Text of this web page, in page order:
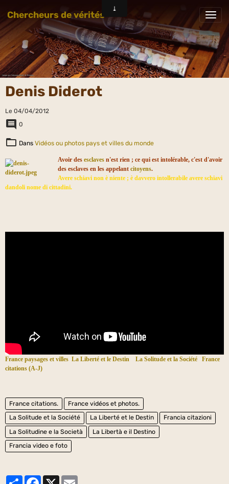
Chercheurs de vérités
Denis Diderot
Le 04/04/2012
0
Dans Vidéos ou photos pays et villes du monde
Avoir des esclaves n'est rien ; ce qui est intolérable, c'est d'avoir
des esclaves en les appelant citoyens.
Avere schiavi non è niente ; è davvero intollerabile avere schiavi
dandoli nome di cittadini.
France paysages et villes La Liberté et le Destin La Solitude et la Société
France
citations (A-J)
France citations.
France vidéos et photos.
La Solitude et la Société
La Liberté et le Destin
Francia citazioni
La Solitudine e la Società
La Libertà e il Destino
Francia video e foto
PartagerFacebook